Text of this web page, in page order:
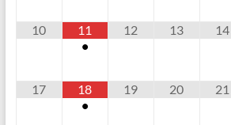
10
11
•
12 13 14
17
18
•
19 20 21